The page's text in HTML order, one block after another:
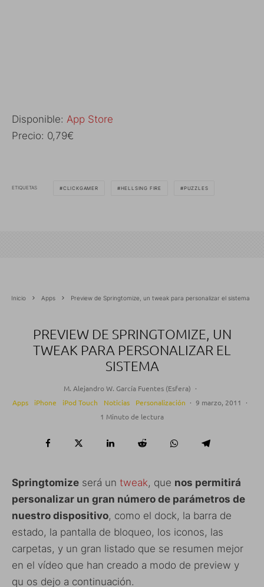
Disponible: App Store
Precio: 0,79€
ETIQUETAS CLICKGAMER HELLSING FIRE PUZZLES
Inicio Apps Preview de Springtomize, un tweak para personalizar el sistema
PREVIEW DE SPRINGTOMIZE, UN
TWEAK PARA PERSONALIZAR EL
SISTEMA
M. Alejandro W. García Fuentes (Esfera) ·
Apps
iPhone iPod Touch Noticias Personalización · 9 marzo, 2011
·
1 Minuto de lectura
Springtomize será un tweak, que nos permitirá
personalizar un gran número de parámetros de
nuestro dispositivo, como el dock, la barra de
estado, la pantalla de bloqueo, los iconos, las
carpetas, y un gran listado que se resumen mejor
en el vídeo que han creado a modo de preview y
qu os dejo a continuación.